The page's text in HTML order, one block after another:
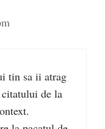
tin sa ii atrag
citatului de la